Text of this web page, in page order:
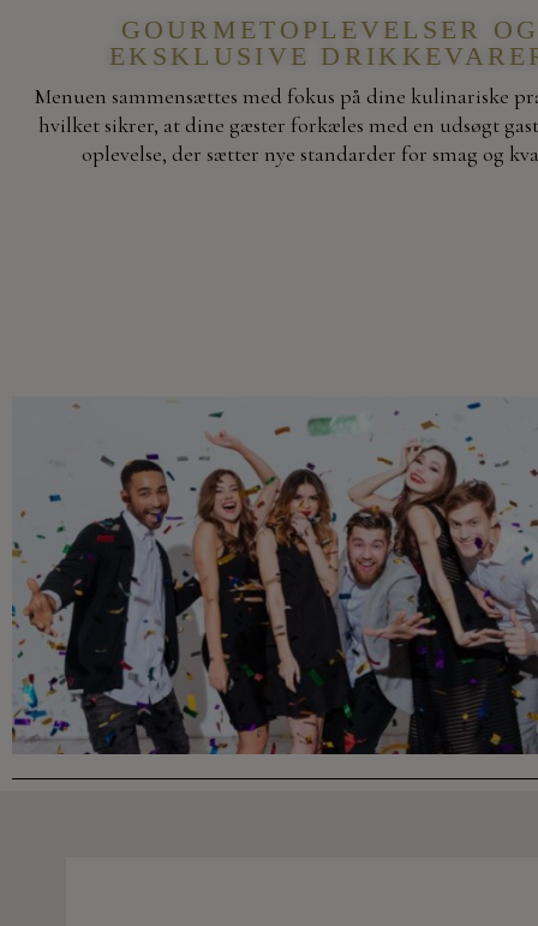
GOURMETOPLEVELSER
EKSKLUSIVE
Menuen sammensættes med fokus på dine kulinariske
hvilket sikrer, at dine gæster forkæles med en udsøgt
oplevelse, der sætter nye standarder for smag og